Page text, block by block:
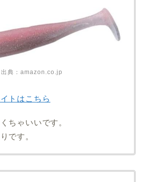
出典：amazon.co.jp
トはこちら
ちゃいいです。
です。